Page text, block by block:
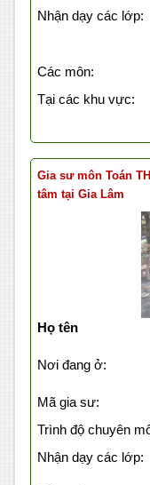
Nhận dạy các lớp:
Các môn:
Tại các khu vực:
Gia sư môn Toán
tâm tại Gia Lâm
Họ tên
Nơi đang ở:
Mã gia sư:
Trình độ chuyên
Nhận dạy các lớp: